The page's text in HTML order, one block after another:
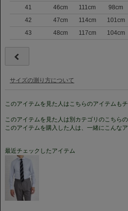
41
46cm 111cm 98cm
42
47cm 114cm 101cm
43
48cm 117cm 104cm
サイズの測り方について
このアイテムを見た人はこちらのアイテムも
このアイテムを見た人は別カテゴリのこちら
このアイテムを購入した人は、一緒にこんな
最近チェックしたアイテム